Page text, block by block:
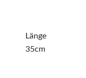
Länge
35cm